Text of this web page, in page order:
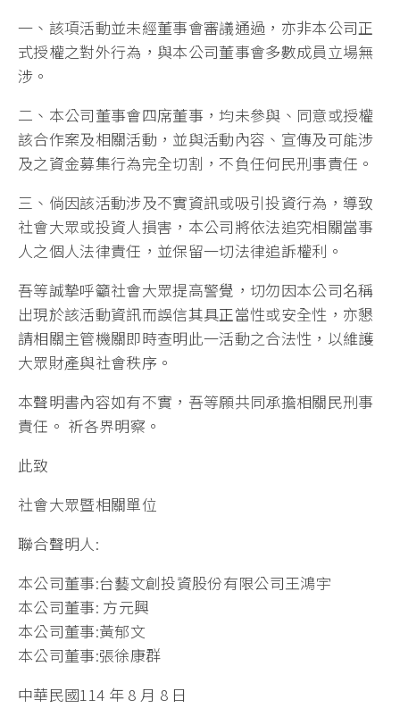
一、該項活動並未經董事會審議通過，亦非本公司正
式授權之對外行為，與本公司董事會多數成員立場無
涉。
二、本公司董事會四席董事，均未參與、同意或授權
該合作案及相關活動，並與活動內容、宣傳及可能涉
及之資金募集行為完全切割，不負任何民刑事責任。
三、倘因該活動涉及不實資訊或吸引投資行為，導致
社會大眾或投資人損害，本公司將依法追究相關當事
人之個人法律責任，並保留一切法律追訴權利。
吾等誠摯呼籲社會大眾提高警覺，切勿因本公司名稱
出現於該活動資訊而誤信其具正當性或安全性，亦懇
請相關主管機關即時查明此一活動之合法性，以維護
大眾財產與社會秩序。
本聲明書內容如有不實，吾等願共同承擔相關民刑事
責任。 祈各界明察。
此致
社會大眾暨相關單位
聯合聲明人:
本公司董事:台藝文創投資股份有限公司王鴻宇
本公司董事: 方元興
本公司董事:黃郁文
本公司董事:張徐康群
中華民國114 年 8 月 8 日